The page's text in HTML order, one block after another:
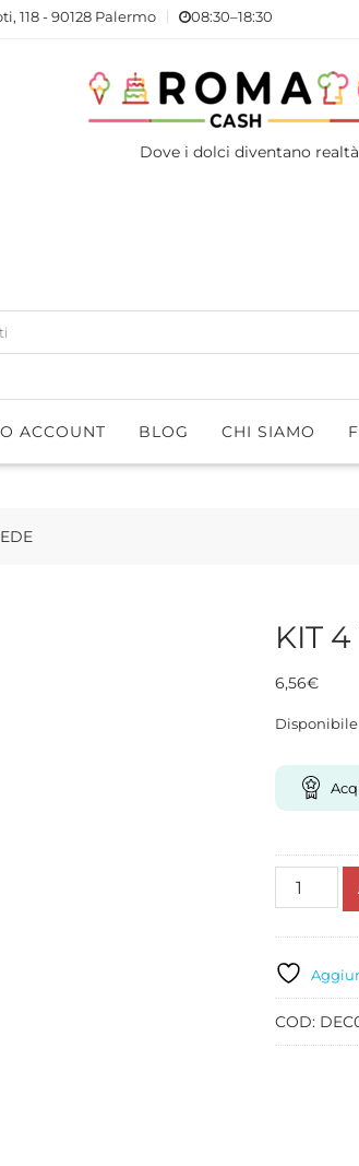
118 - 90128 Palermo 08:30–18:30
Dove i dolci diventano realtà
ACCOUNT BLOG CHI SIAMO
KIT
6,56€
Disponibile
KIT
PIEDE
quantità
COD: